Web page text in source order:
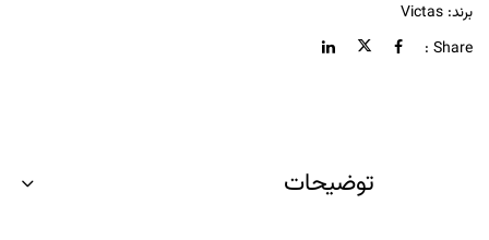
برند: Victas
Share :
توضیحات